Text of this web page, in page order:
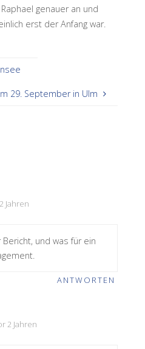
genauer an und
erst der Anfang war.
29. September in Ulm
Jahren
und was für ein
ANTWORTEN
2 Jahren